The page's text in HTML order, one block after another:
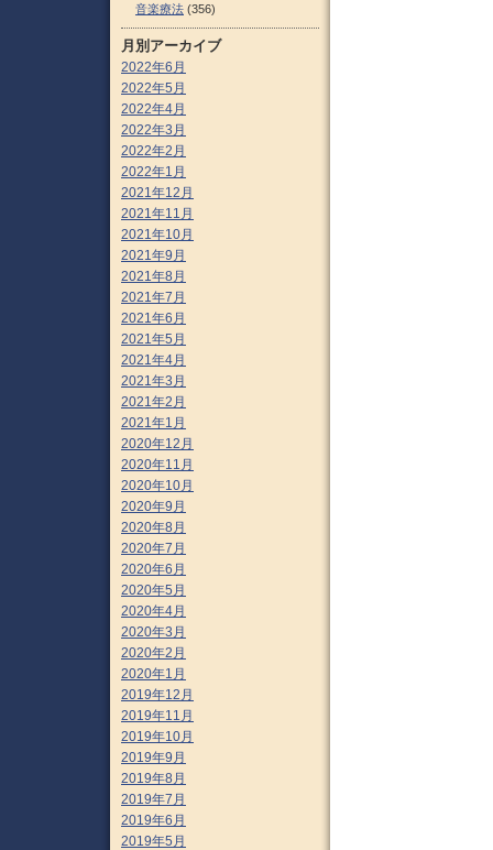
音楽療法 (356)
月別アーカイブ
2022年6月
2022年5月
2022年4月
2022年3月
2022年2月
2022年1月
2021年12月
2021年11月
2021年10月
2021年9月
2021年8月
2021年7月
2021年6月
2021年5月
2021年4月
2021年3月
2021年2月
2021年1月
2020年12月
2020年11月
2020年10月
2020年9月
2020年8月
2020年7月
2020年6月
2020年5月
2020年4月
2020年3月
2020年2月
2020年1月
2019年12月
2019年11月
2019年10月
2019年9月
2019年8月
2019年7月
2019年6月
2019年5月